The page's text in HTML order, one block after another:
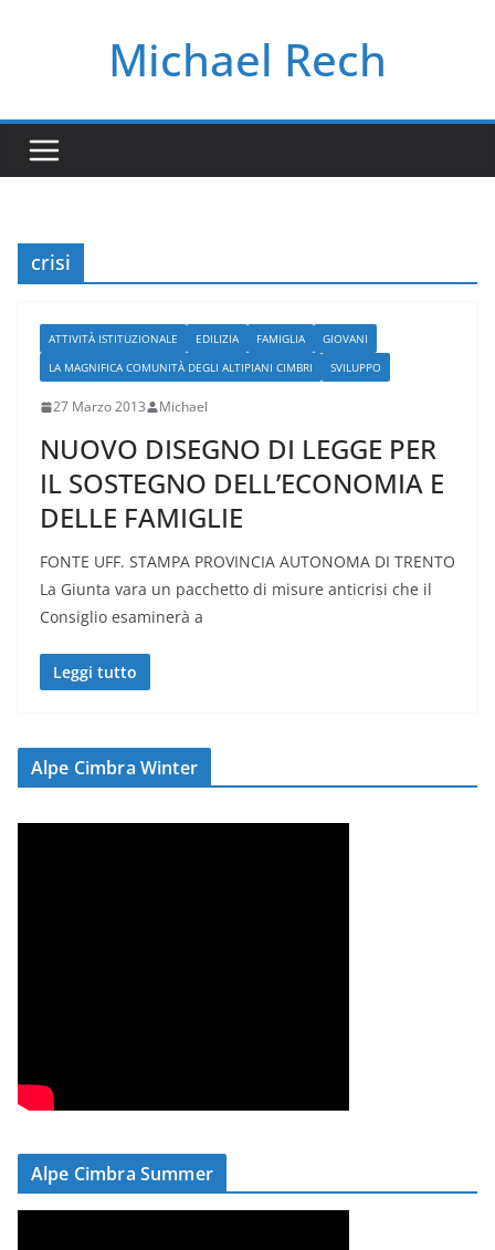
Michael Rech
crisi
ATTIVITÀ ISTITUZIONALE EDILIZIA FAMIGLIA
GIOVANI
LA MAGNIFICA COMUNITÀ DEGLI ALTIPIANI CIMBRI
SVILUPPO
27 Marzo 2013 Michael
NUOVO DISEGNO DI LEGGE PER
IL SOSTEGNO DELL’ECONOMIA E
DELLE FAMIGLIE
FONTE UFF. STAMPA PROVINCIA AUTONOMA DI TRENTO
La Giunta vara un pacchetto di misure anticrisi che il
Consiglio esaminerà a
Leggi tutto
Alpe Cimbra Winter
Alpe Cimbra Summer